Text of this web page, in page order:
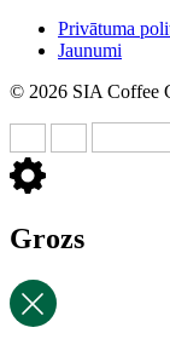
Privātuma
Jaunumi
© 2026 SIA Coffee
Grozs